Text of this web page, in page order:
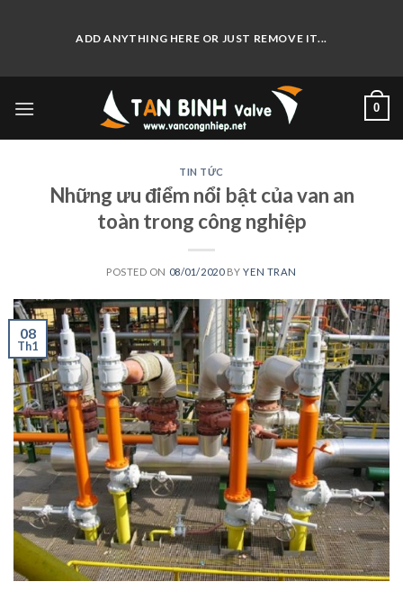
ADD ANYTHING HERE OR JUST REMOVE IT...
0
TIN TỨC
Những ưu điểm nổi bật của van an
toàn trong công nghiệp
POSTED ON 08/01/2020BYYEN TRAN
08
Th1